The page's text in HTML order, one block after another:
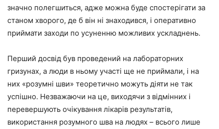
значно полегшиться, адже можна буде спостерігати за
станом хворого, де б він ні знаходився, і оперативно
приймати заходи по усуненню можливих ускладнень.
Перший досвід був проведений на лабораторних
гризунах, а люди в ньому участі ще не приймали, і на
них «розумні шви» теоретично можуть діяти не так
успішно. Незважаючи на це, виходячи з відмінних і
перевершують очікування лікарів результатів,
використання розумного шва на людях – всього лише